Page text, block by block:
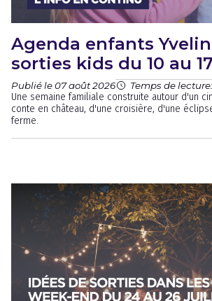
Agenda enfants
sorties kids du 10 au
Publié le 07 août 2026 Temps de
Une semaine familiale construite autour d'un
conte en château, d'une croisière, d'une
ferme.